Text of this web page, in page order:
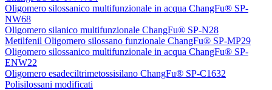
Oligomero silossanico multifunzionale in acqua ChangFu® SP-
NW68
Oligomero silanico multifunzionale ChangFu® SP-N28
Metilfenil Oligomero silossano funzionale ChangFu® SP-MP29
Oligomero silossanico multifunzionale in acqua ChangFu® SP-
ENW22
Oligomero esadeciltrimetossisilano ChangFu® SP-C1632
Polisilossani modificati